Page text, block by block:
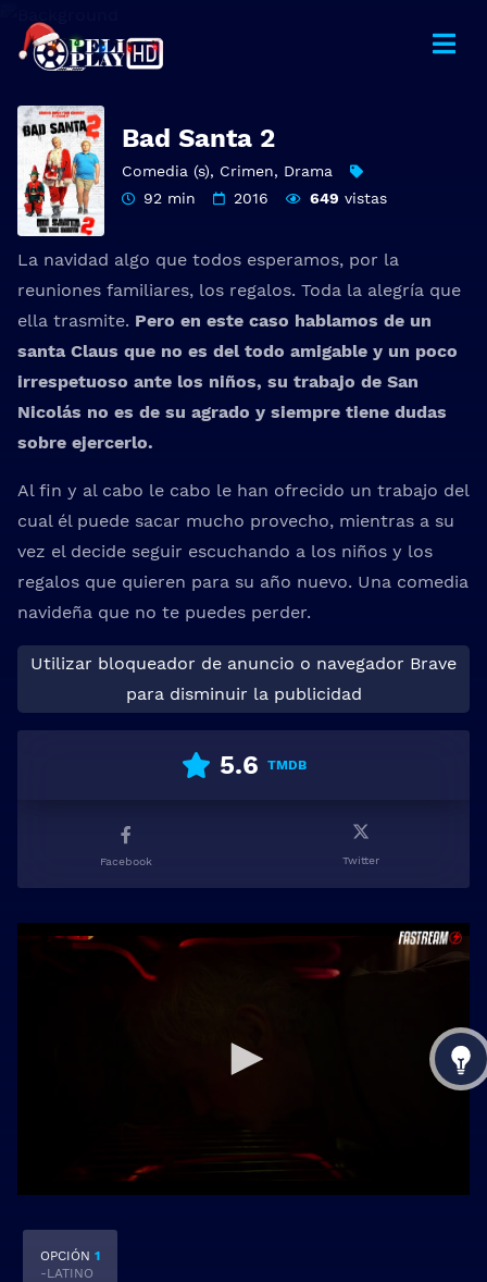
Bad Santa 2
Comedia (s), Crimen, Drama
92 min
2016 649 vistas
La navidad algo que todos esperamos, por la
reuniones familiares, los regalos. Toda la alegría que
ella trasmite. Pero en este caso hablamos de un
santa Claus que no es del todo amigable y un poco
irrespetuoso ante los niños, su trabajo de San
Nicolás no es de su agrado y siempre tiene dudas
sobre ejercerlo.
Al fin y al cabo le cabo le han ofrecido un trabajo del
cual él puede sacar mucho provecho, mientras a su
vez el decide seguir escuchando a los niños y los
regalos que quieren para su año nuevo. Una comedia
navideña que no te puedes perder.
Utilizar bloqueador de anuncio o navegador Brave
para disminuir la publicidad
5.6 TMDB
Facebook Twitter
OPCIÓN 1
-LATINO